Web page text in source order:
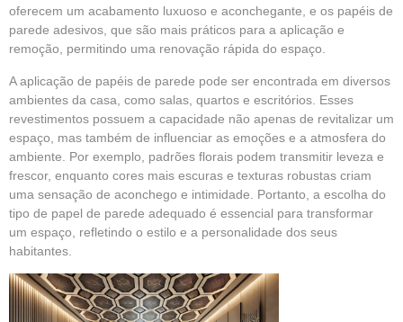
oferecem um acabamento luxuoso e aconchegante, e os papéis de
parede adesivos, que são mais práticos para a aplicação e
remoção, permitindo uma renovação rápida do espaço.
A aplicação de papéis de parede pode ser encontrada em diversos
ambientes da casa, como salas, quartos e escritórios. Esses
revestimentos possuem a capacidade não apenas de revitalizar um
espaço, mas também de influenciar as emoções e a atmosfera do
ambiente. Por exemplo, padrões florais podem transmitir leveza e
frescor, enquanto cores mais escuras e texturas robustas criam
uma sensação de aconchego e intimidade. Portanto, a escolha do
tipo de papel de parede adequado é essencial para transformar
um espaço, refletindo o estilo e a personalidade dos seus
habitantes.